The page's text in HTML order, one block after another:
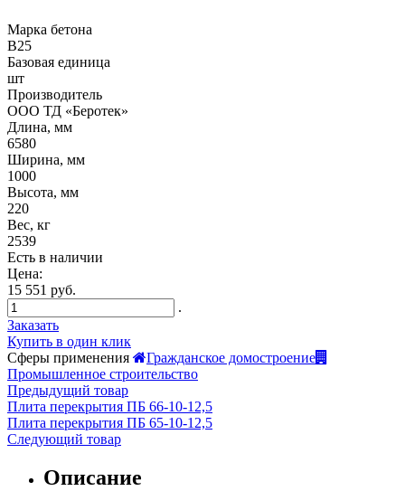
Марка бетона
B25
Базовая единица
шт
Производитель
ООО ТД «Беротек»
Длина, мм
6580
Ширина, мм
1000
Высота, мм
220
Вес, кг
2539
Есть в наличии
Цена:
15 551 руб.
.
Заказать
Купить в один клик
Сферы применения
Гражданское домостроение
Промышленное строительство
Предыдущий товар
Плита перекрытия ПБ 66-10-12,5
Плита перекрытия ПБ 65-10-12,5
Следующий товар
Описание